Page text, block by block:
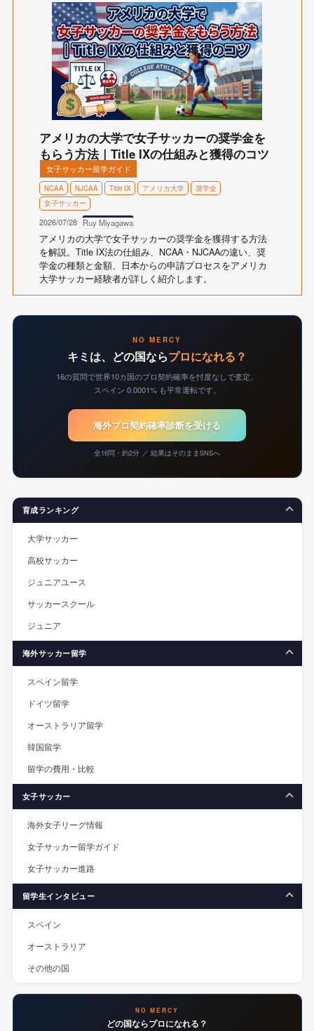
アメリカの大学で女子サッカーの奨学金を
もらう方法｜Title IXの仕組みと獲得のコツ
女子サッカー留学ガイド
NCAA NJCAA Title IX アメリカ大学
奨学金
女子サッカー
2026/07/28 Ruy Miyagawa
アメリカの大学で女子サッカーの奨学金を獲得する方法
を解説。Title IX法の仕組み、NCAA・NJCAAの違い、奨
学金の種類と金額、日本からの申請プロセスをアメリカ
大学サッカー経験者が詳しく紹介します。
NO MERCY
キミは、どの国ならプロになれる？
16の質問で世界10カ国のプロ契約確率を忖度なしで査定。
スペイン 0.0001% も平常運転です。
海外プロ契約確率診断を受ける
全16問・約2分 ／ 結果はそのままSNSへ
育成ランキング
大学サッカー
高校サッカー
ジュニアユース
サッカースクール
ジュニア
海外サッカー留学
スペイン留学
ドイツ留学
オーストラリア留学
韓国留学
留学の費用・比較
女子サッカー
海外女子リーグ情報
女子サッカー留学ガイド
女子サッカー進路
留学生インタビュー
スペイン
オーストラリア
その他の国
NO MERCY
どの国ならプロになれる？